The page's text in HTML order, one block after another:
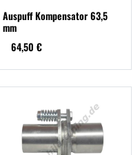
Auspuff Kompensator 63,5
mm
64,50 €